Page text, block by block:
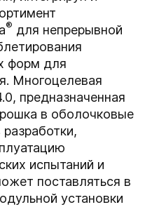
® для непрерывной
форм для
Многоцелевая
предназначенная
в оболочковые
испытаний и
поставляться в
установки